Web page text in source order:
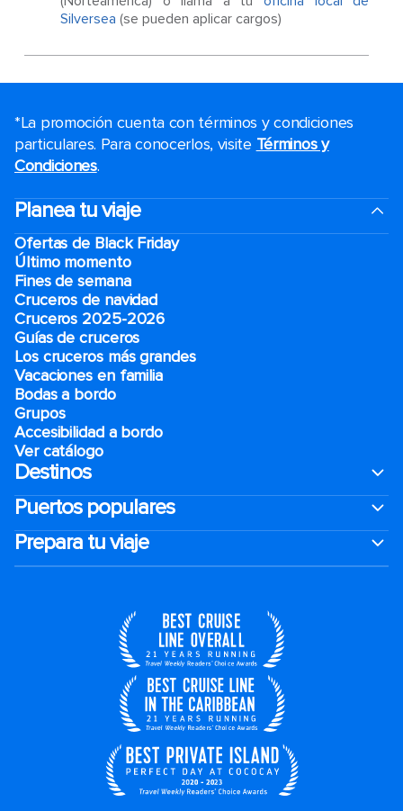
Silversea (se pueden aplicar cargos)
*La promoción cuenta con términos y condiciones
particulares. Para conocerlos, visite Términos y
Condiciones.
Planea tu viaje
Ofertas de Black Friday
Último momento
Fines de semana
Cruceros de navidad
Cruceros 2025-2026
Guías de cruceros
Los cruceros más grandes
Vacaciones en familia
Bodas a bordo
Grupos
Accesibilidad a bordo
Ver catálogo
Destinos
Puertos populares
Prepara tu viaje